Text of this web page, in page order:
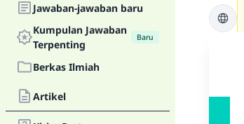
Jawaban-jawaban baru
Kumpulan Jawaban
Terpenting
Baru
Berkas Ilmiah
Artikel